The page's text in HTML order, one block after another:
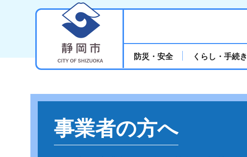
防災・安全 くらし・手続き
事業者の方へ